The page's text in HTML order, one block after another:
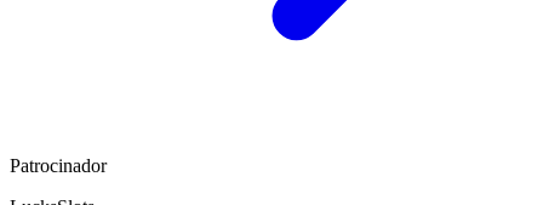
Patrocinador